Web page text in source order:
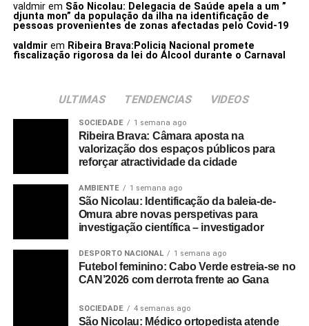
valdmirem São Nicolau: Delegacia de Saúde apela a um ”
djunta mon” da população da ilha na identificação de
pessoas provenientes de zonas afectadas pelo Covid-19
valdmirem Ribeira Brava:Policia Nacional promete
fiscalização rigorosa da lei do Álcool durante o Carnaval
ULTIMAS TENDENCIAS VIDEOS
SOCIEDADE 1 semana ago
Ribeira Brava: Câmara aposta na
valorização dos espaços públicos para
reforçar atractividade da cidade
AMBIENTE 1 semana ago
São Nicolau: Identificação da baleia-de-
Omura abre novas perspetivas para
investigação científica – investigador
DESPORTO NACIONAL 1 semana ago
Futebol feminino: Cabo Verde estreia-se no
CAN’2026 com derrota frente ao Gana
SOCIEDADE 4 semanas ago
São Nicolau: Médico ortopedista atende